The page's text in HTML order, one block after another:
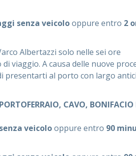
senza veicolooppure entro 2
Albertazzi solo nelle sei ore
viaggio. A causa delle nuove
presentarti al porto con largo
CAVO, BONIFACIO
veicolooppure entro 90